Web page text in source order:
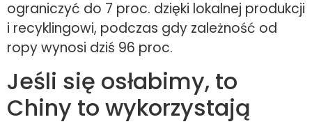
ograniczyć do 7 proc. dzięki lokalnej produkcji
i recyklingowi, podczas gdy zależność od
ropy wynosi dziś 96 proc.
Jeśli się osłabimy, to
Chiny to wykorzystają